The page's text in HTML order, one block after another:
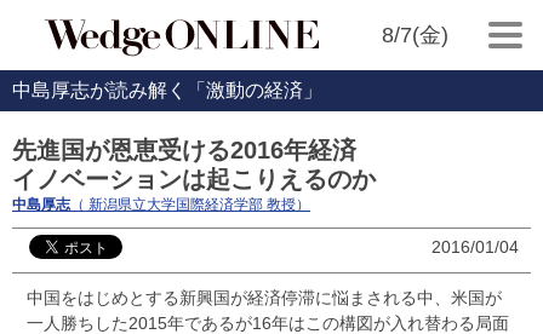
8/7(金)
中島厚志が読み解く「激動の経済」
先進国が恩恵受ける2016年経済
イノベーションは起こりえるのか
中島厚志（ 新潟県立大学国際経済学部 教授）
2016/01/04
中国をはじめとする新興国が経済停滞に悩まされる中、米国が
一人勝ちした2015年であるが16年はこの構図が入れ替わる局面